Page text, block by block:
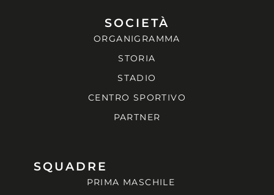
SOCIETÀ
ORGANIGRAMMA
STORIA
STADIO
CENTRO SPORTIVO
PARTNER
SQUADRE
PRIMA MASCHILE